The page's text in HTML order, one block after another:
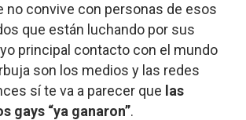
no convive con personas de esos
que están luchando por sus
principal contacto con el mundo
son los medios y las redes
sí te va a parecer que las
gays “ya ganaron”.